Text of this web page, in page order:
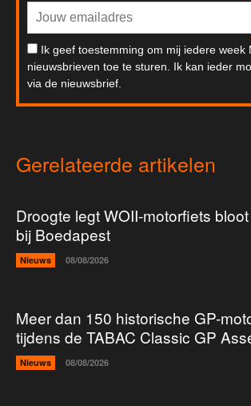
Ik geef toestemming om mij iedere week
nieuwsbrieven toe te sturen. Ik kan ieder
via de nieuwsbrief.
Gerelateerde artikelen
Droogte legt WOII-motorfiets
bij Boedapest
Nieuws 08/08/2026
Meer dan 150 historische GP-
tijdens de TABAC Classic GP
Nieuws 08/08/2026